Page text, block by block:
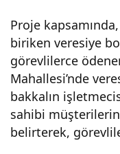
Proje
biriken veresiye
görevlilerce
Mahallesi’nde
bakkalın
sahibi
belirterek,